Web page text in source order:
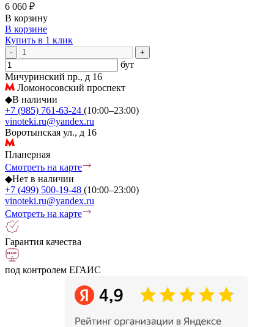
6 060 ₽
В корзину
В корзине
Купить в 1 клик
- +
бут
Мичуринский пр., д 16
Ломоносовский проспект
◆В наличии
+7 (985) 761-63-24 (10:00–23:00)
vinoteki.ru@yandex.ru
Воротынская ул., д 16
Планерная
Смотреть на карте
◆Нет в наличии
+7 (499) 500-19-48 (10:00–23:00)
vinoteki.ru@yandex.ru
Смотреть на карте
Гарантия качества
под контролем ЕГАИС